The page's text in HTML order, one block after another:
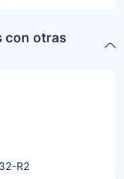
con otras
R2